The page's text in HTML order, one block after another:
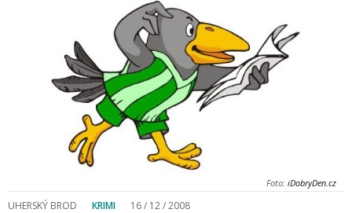
Foto: iDobryDen.cz
UHERSKÝ BROD KRIMI 16 / 12 / 2008